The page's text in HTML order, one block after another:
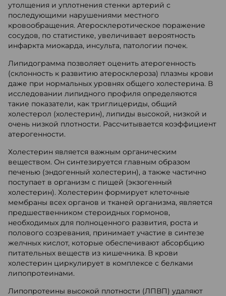
утолщения и уплотнения стенки артерий с
последующими нарушениями местного
кровообращения. Атеросклеротическое поражение
сосудов, по статистике, увеличивает вероятность
инфаркта миокарда, инсульта, патологии почек.
Липидограмма позволяет оценить атерогенность
(склонность к развитию атеросклероза) плазмы крови
даже при нормальных уровнях общего холестерина. В
исследовании липидного профиля определяются
такие показатели, как триглицериды, общий
холестерол (холестерин), липиды высокой, низкой и
очень низкой плотности. Рассчитывается коэффициент
атерогенности.
Холестерин является важным органическим
веществом. Он синтезируется главным образом
печенью (эндогенный холестерин), а также частично
поступает в организм с пищей (экзогенный
холестерин). Холестерин формирует клеточные
мембраны всех органов и тканей организма, является
предшественником стероидных гормонов,
необходимых для полноценного развития, роста и
полового созревания, принимает участие в синтезе
желчных кислот, которые обеспечивают абсорбцию
питательных веществ из кишечника. В крови
холестерин циркулирует в комплексе с белками
липопротеинами.
Липопротеины высокой плотности (ЛПВП) удаляют